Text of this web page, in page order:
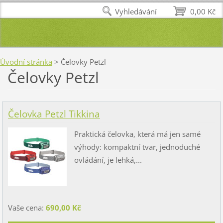
Úvodní stránka > Čelovky Petzl
Čelovky Petzl
Čelovka Petzl Tikkina
Praktická čelovka, která má jen samé
výhody: kompaktní tvar, jednoduché
ovládání, je lehká,...
Vaše cena: 690,00 Kč
0,00 Kč
Vyhledávání